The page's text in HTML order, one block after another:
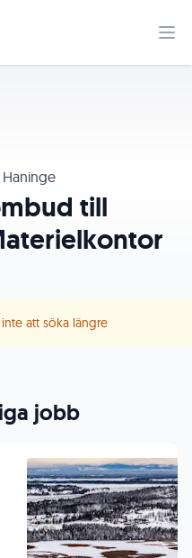
Haninge
till
att söka längre
jobb